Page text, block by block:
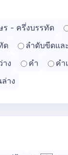
ร - ครึ่งบรรทัด
ด
ลำดับขีดแล
ง
คำ คำ
าง